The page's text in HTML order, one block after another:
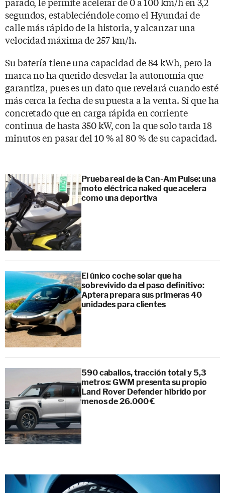
segundos, estableciéndole como el Hyundai de
calle más rápido de la historia, y alcanzar una
velocidad máxima de 257 km/h.
Su batería tiene una capacidad de 84 kWh, pero la
marca no ha querido desvelar la autonomía que
garantiza, pues es un dato que revelará cuando esté
más cerca la fecha de su puesta a la venta. Sí que ha
concretado que en carga rápida en corriente
continua de hasta 350 kW, con la que solo tarda 18
minutos en pasar del 10 % al 80 % de su capacidad.
Prueba real de la Can-Am Pulse: una
moto eléctrica naked que acelera
como una deportiva
El único coche solar que ha
sobrevivido da el paso definitivo:
Aptera prepara sus primeras 40
unidades para clientes
590 caballos, tracción total y 5,3
metros: GWM presenta su propio
Land Rover Defender híbrido por
menos de 26.000 €